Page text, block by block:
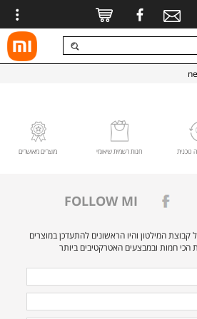
טכנית חנות רשמית שיאומי מוצרים מאושרים
FOLLOW MI
המילטון והיו הראשונים להתעדכן במוצרים
הכי חמות ובמבצעים האטרקטיבים ביותר